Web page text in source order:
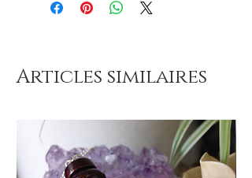
Articles similaires